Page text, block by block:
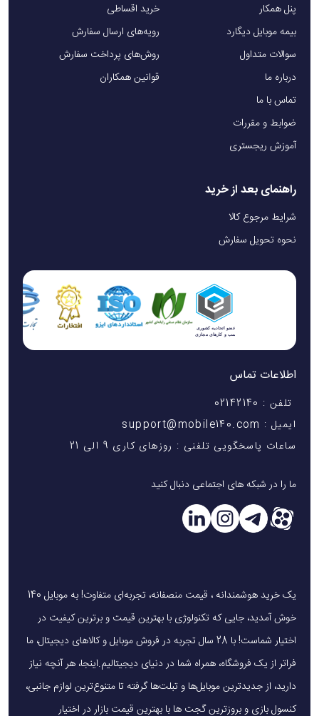
پنل همکار
بیمه موبایل دیگارد
سوالات متداول
درباره ما
تماس با ما
ضوابط و مقررات
آموزش ریجستری
خرید اقساطی
رویه‌های ارسال سفارش
روش‌های پرداخت سفارش
قوانین همکاران
راهنمای بعد از خرید
شرایط مرجوع کالا
نحوه تحویل سفارش
اطلاعات تماس
تلفن : 02142140
ایمیل : support@mobile140.com
ساعات پاسخگویی تلفنی : روزهای کاری 9 الی 21
ما را در شبکه های اجتماعی دنبال کنید
یک خرید هوشمندانه ، قیمت منصفانه، تجربه‌ای متفاوت! به موبایل 140
خوش آمدید، جایی که تکنولوژی با بهترین قیمت و برترین کیفیت در
اختیار شماست! با 28 سال تجربه در فروش موبایل و کالاهای دیجیتال، ما
فراتر از یک فروشگاه، همراه شما در دنیای دیجیتالیم.اینجا، هر آنچه نیاز
دارید، از جدیدترین موبایل‌ها و تبلت‌ها گرفته تا متنوع‌ترین لوازم جانبی،
کنسول بازی و بروزترین گجت ها با بهترین قیمت بازار در اختیار